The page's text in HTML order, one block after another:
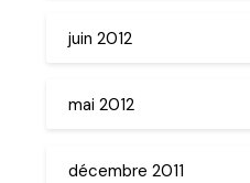
juin 2012
mai 2012
décembre 2011